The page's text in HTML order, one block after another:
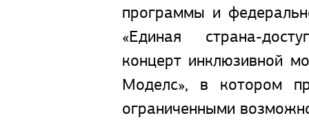
программы и
«Единая страна-
концерт инклюзивной
Моделс», в котором
ограниченными